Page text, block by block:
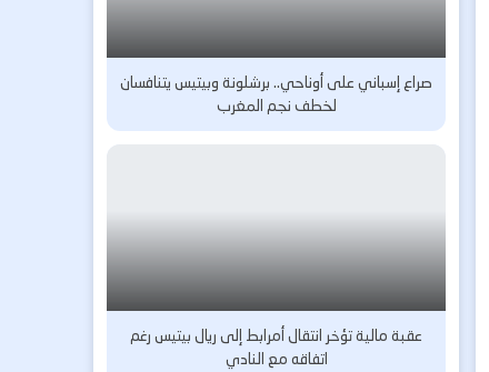
صراع إسباني على أوناحي.. برشلونة وبيتيس يتنافسان
لخطف نجم المغرب
عقبة مالية تؤخر انتقال أمرابط إلى ريال بيتيس رغم
اتفاقه مع النادي